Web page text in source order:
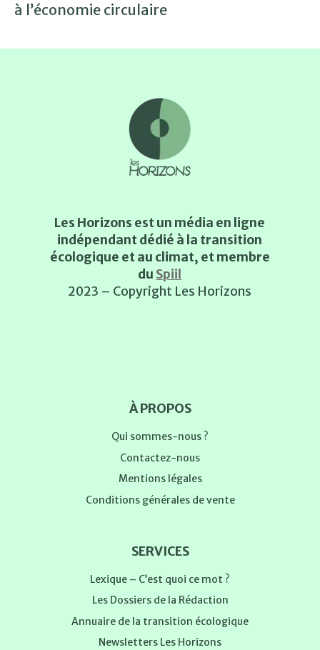
à l’économie circulaire
Les Horizons est un média en ligne
indépendant dédié à la transition
écologique et au climat, et membre
du Spiil
2023 – Copyright Les Horizons
À PROPOS
Qui sommes-nous ?
Contactez-nous
Mentions légales
Conditions générales de vente
SERVICES
Lexique – C’est quoi ce mot ?
Les Dossiers de la Rédaction
Annuaire de la transition écologique
Newsletters Les Horizons